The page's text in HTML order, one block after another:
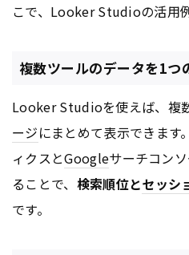
こで、Looker Studioの活用
複数ツールのデータを1つ
Looker Studioを使えば、複
ージにまとめて表示できます
ィクスとGoogleサーチコン
ることで、 検索順位とセッシ
です。